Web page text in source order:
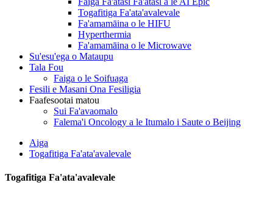
Togafitiga Fa'ata'avalevale
Fa'amamāina o le HIFU
Hyperthermia
Fa'amamāina o le Microwave
Su'esu'ega o Mataupu
Tala Fou
Faiga o le Soifuaga
Fesili e Masani Ona Fesiligia
Faafesootai matou
Sui Fa'avaomalo
Falema'i Oncology a le Itumalo i Saute o Beijing
Aiga
Togafitiga Fa'ata'avalevale
Togafitiga Fa'ata'avalevale